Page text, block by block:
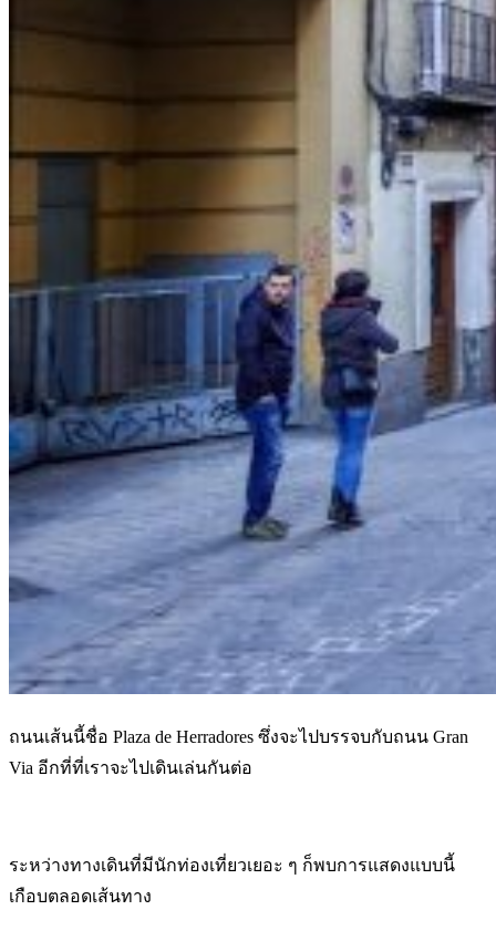
ถนนเส้นนี้ชื่อ Plaza de Herradores ซึ่งจะไปบรรจบกับถนน Gran
Via อีกที่ที่เราจะไปเดินเล่นกันต่อ
ระหว่างทางเดินที่มีนักท่องเที่ยวเยอะ ๆ ก็พบการแสดงแบบนี้
เกือบตลอดเส้นทาง